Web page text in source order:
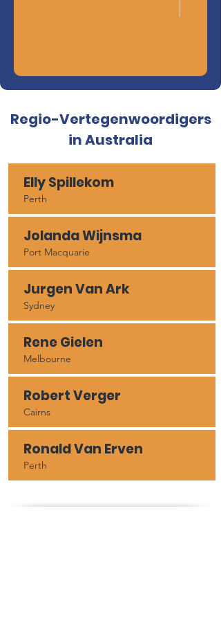
Regio-Vertegenwoordigers
in Australia
Elly Spillekom
Perth
Jolanda Wijnsma
Port Macquarie
Jurgen Van Ark
Sydney
Rene Gielen
Melbourne
Robert Verger
Cairns
Ronald Van Erven
Perth